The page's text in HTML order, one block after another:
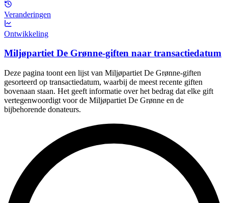
Veranderingen
Ontwikkeling
Miljøpartiet De Grønne-giften naar transactiedatum
Deze pagina toont een lijst van Miljøpartiet De Grønne-giften
gesorteerd op transactiedatum, waarbij de meest recente giften
bovenaan staan. Het geeft informatie over het bedrag dat elke gift
vertegenwoordigt voor de Miljøpartiet De Grønne en de
bijbehorende donateurs.